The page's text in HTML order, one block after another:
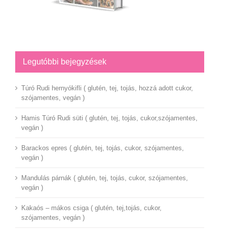
Legutóbbi bejegyzések
Túró Rudi hernyókifli ( glutén, tej, tojás, hozzá adott cukor,
szójamentes, vegán )
Hamis Túró Rudi süti ( glutén, tej, tojás, cukor,szójamentes,
vegán )
Barackos epres ( glutén, tej, tojás, cukor, szójamentes,
vegán )
Mandulás párnák ( glutén, tej, tojás, cukor, szójamentes,
vegán )
Kakaós – mákos csiga ( glutén, tej,tojás, cukor,
szójamentes, vegán )